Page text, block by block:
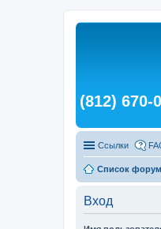
(812) 670-
Ссылки
Список
Вход